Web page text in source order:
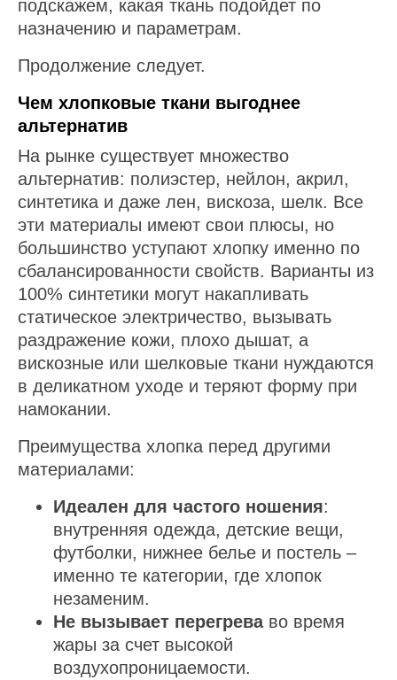
подскажем, какая ткань подойдет по
назначению и параметрам.
Продолжение следует.
Чем хлопковые ткани выгоднее
альтернатив
На рынке существует множество
альтернатив: полиэстер, нейлон, акрил,
синтетика и даже лен, вискоза, шелк. Все
эти материалы имеют свои плюсы, но
большинство уступают хлопку именно по
сбалансированности свойств. Варианты из
100% синтетики могут накапливать
статическое электричество, вызывать
раздражение кожи, плохо дышат, а
вискозные или шелковые ткани нуждаются
в деликатном уходе и теряют форму при
намокании.
Преимущества хлопка перед другими
материалами:
Идеален для частого ношения:
внутренняя одежда, детские вещи,
футболки, нижнее белье и постель –
именно те категории, где хлопок
незаменим.
Не вызывает перегреваво время
жары за счет высокой
воздухопроницаемости.